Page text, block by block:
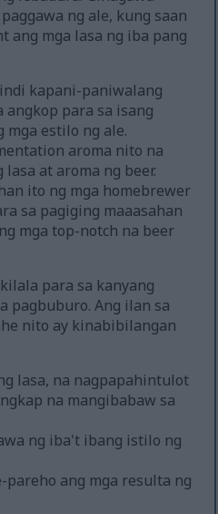
ng ale, kung saan
ang mga lasa ng iba pang
kapani-paniwalang
angkop para sa isang
mga estilo ng ale.
aroma nito na
at aroma ng beer.
ito ng mga homebrewer
sa pagiging maaasahan
mga top-notch na beer
para sa kanyang
pagbuburo. Ang ilan sa
nito ay kinabibilangan
lasa, na nagpapahintulot
na mangibabaw sa
ng iba't ibang istilo ng
pareho ang mga resulta ng